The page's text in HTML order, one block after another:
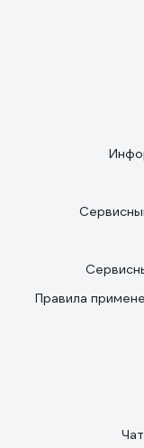
Правила